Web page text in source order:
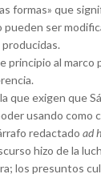
formas» que
pueden ser
principio al marco
que exigen que
usando como
redactado ad
hizo de la
los presuntos